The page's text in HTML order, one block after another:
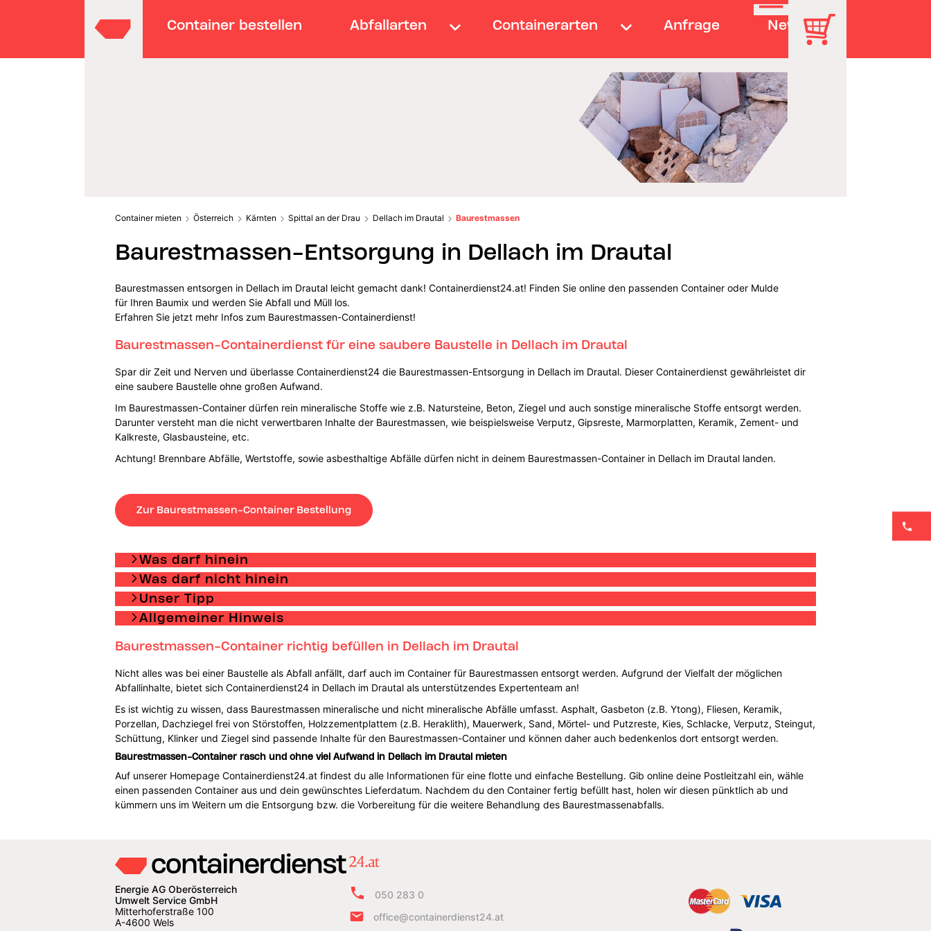
Container bestellen Abfallarten Containerarten Anfrage News
Container mieten Österreich Kärnten Spittal an der Drau Dellach im Drautal Baurestmassen
Baurestmassen-Entsorgung in Dellach im Drautal
Baurestmassen entsorgen in Dellach im Drautal leicht gemacht dank! Containerdienst24.at! Finden Sie online den passenden Container oder Mulde
für Ihren Baumix und werden Sie Abfall und Müll los.
Erfahren Sie jetzt mehr Infos zum Baurestmassen-Containerdienst!
Baurestmassen-Containerdienst für eine saubere Baustelle in Dellach im Drautal
Spar dir Zeit und Nerven und überlasse Containerdienst24 die Baurestmassen-Entsorgung in Dellach im Drautal. Dieser Containerdienst gewährleistet dir
eine saubere Baustelle ohne großen Aufwand.
Im Baurestmassen-Container dürfen rein mineralische Stoffe wie z.B. Natursteine, Beton, Ziegel und auch sonstige mineralische Stoffe entsorgt werden.
Darunter versteht man die nicht verwertbaren Inhalte der Baurestmassen, wie beispielsweise Verputz, Gipsreste, Marmorplatten, Keramik, Zement- und
Kalkreste, Glasbausteine, etc.
Achtung! Brennbare Abfälle, Wertstoffe, sowie asbesthaltige Abfälle dürfen nicht in deinem Baurestmassen-Container in Dellach im Drautal landen.
Zur Baurestmassen-Container Bestellung
Was darf hinein
Was darf nicht hinein
Unser Tipp
Allgemeiner Hinweis
Baurestmassen-Container richtig befüllen in Dellach im Drautal
Nicht alles was bei einer Baustelle als Abfall anfällt, darf auch im Container für Baurestmassen entsorgt werden. Aufgrund der Vielfalt der möglichen
Abfallinhalte, bietet sich Containerdienst24 in Dellach im Drautal als unterstützendes Expertenteam an!
Es ist wichtig zu wissen, dass Baurestmassen mineralische und nicht mineralische Abfälle umfasst. Asphalt, Gasbeton (z.B. Ytong), Fliesen, Keramik,
Porzellan, Dachziegel frei von Störstoffen, Holzzementplattem (z.B. Heraklith), Mauerwerk, Sand, Mörtel- und Putzreste, Kies, Schlacke, Verputz, Steingut,
Schüttung, Klinker und Ziegel sind passende Inhalte für den Baurestmassen-Container und können daher auch bedenkenlos dort entsorgt werden.
Baurestmassen-Container rasch und ohne viel Aufwand in Dellach im Drautal mieten
Auf unserer Homepage Containerdienst24.at findest du alle Informationen für eine flotte und einfache Bestellung. Gib online deine Postleitzahl ein, wähle
einen passenden Container aus und dein gewünschtes Lieferdatum. Nachdem du den Container fertig befüllt hast, holen wir diesen pünktlich ab und
kümmern uns im Weitern um die Entsorgung bzw. die Vorbereitung für die weitere Behandlung des Baurestmassenabfalls.
Energie AG Oberösterreich
Umwelt Service GmbH
Mitterhoferstraße 100
A-4600 Wels
050 283 0
office@containerdienst24.at